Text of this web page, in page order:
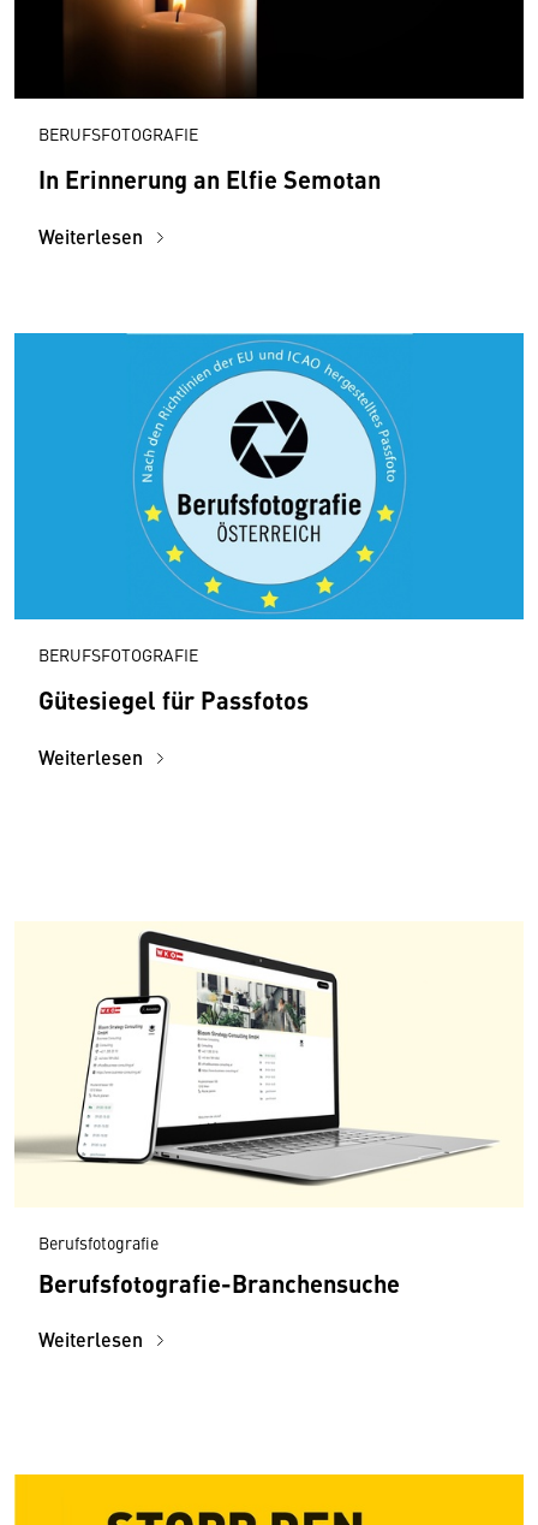
BERUFSFOTOGRAFIE
In Erinnerung an Elfie Semotan
Weiterlesen
BERUFSFOTOGRAFIE
Gütesiegel für Passfotos
Weiterlesen
Berufsfotografie
Berufsfotografie-Branchensuche
Weiterlesen